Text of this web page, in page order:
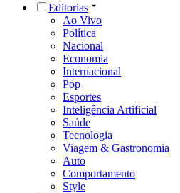
Editorias
Ao Vivo
Política
Nacional
Economia
Internacional
Pop
Esportes
Inteligência Artificial
Saúde
Tecnologia
Viagem & Gastronomia
Auto
Comportamento
Style